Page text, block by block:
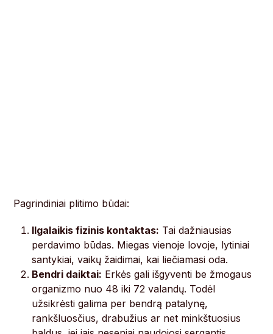
Pagrindiniai plitimo būdai:
Ilgalaikis fizinis kontaktas: Tai dažniausias
perdavimo būdas. Miegas vienoje lovoje, lytiniai
santykiai, vaikų žaidimai, kai liečiamasi oda.
Bendri daiktai: Erkės gali išgyventi be žmogaus
organizmo nuo 48 iki 72 valandų. Todėl
užsikrėsti galima per bendrą patalynę,
rankšluosčius, drabužius ar net minkštuosius